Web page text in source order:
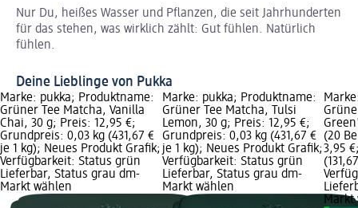
Nur Du, heißes Wasser und Pflanzen, die seit Jahrhunderten
für das stehen, was wirklich zählt: Gut fühlen. Natürlich
fühlen.
Deine Lieblinge von Pukka
Marke: pukka; Produktname:
Grüner Tee Matcha, Vanilla
Chai, 30 g; Preis: 12,95 €;
Grundpreis: 0,03 kg (431,67 €
je 1 kg); Neues Produkt Grafik;
Verfügbarkeit: Status grün
Lieferbar, Status grau dm-
Markt wählen
Marke: pukka; Produktname:
Grüner Tee Matcha, Tulsi
Lemon, 30 g; Preis: 12,95 €;
Grundpreis: 0,03 kg (431,67 €
je 1 kg); Neues Produkt Grafik;
Verfügbarkeit: Status grün
Lieferbar, Status grau dm-
Markt wählen
(20
3,95
Markt